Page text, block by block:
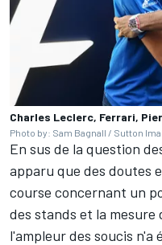
Charles Leclerc, Ferrari,
Photo by: Sam Bagnall / Sutton
En sus de la question
apparu que des doutes
course concernant un
des stands et la mesure
l'ampleur des soucis